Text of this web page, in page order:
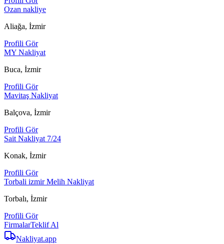
Ozan nakliye
Aliağa, İzmir
Profili Gör
MY Nakliyat
Buca, İzmir
Profili Gör
Mavitaş Nakliyat
Balçova, İzmir
Profili Gör
Sait Nakliyat 7/24
Konak, İzmir
Profili Gör
Torbali izmir Melih Nakliyat
Torbalı, İzmir
Profili Gör
FirmalarTeklif Al
Nakliyat.app